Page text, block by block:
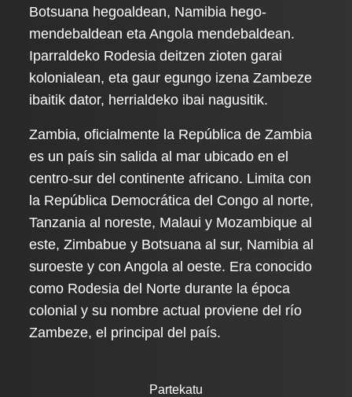
Botsuana hegoaldean, Namibia hego-
mendebaldean eta Angola mendebaldean.
Iparraldeko Rodesia deitzen zioten garai
kolonialean, eta gaur egungo izena Zambeze
ibaitik dator, herrialdeko ibai nagusitik.
Zambia, oficialmente la República de Zambia
es un país sin salida al mar ubicado en el
centro-sur del continente africano. Limita con
la República Democrática del Congo al norte,
Tanzania al noreste, Malaui y Mozambique al
este, Zimbabue y Botsuana al sur, Namibia al
suroeste y con Angola al oeste. Era conocido
como Rodesia del Norte durante la época
colonial y su nombre actual proviene del río
Zambeze, el principal del país.
Partekatu